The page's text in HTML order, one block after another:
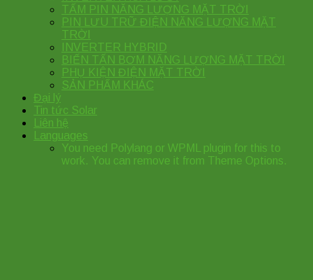
TẤM PIN NĂNG LƯỢNG MẶT TRỜI
PIN LƯU TRỮ ĐIỆN NĂNG LƯỢNG MẶT
TRỜI
INVERTER HYBRID
BIẾN TẤN BƠM NĂNG LƯỢNG MẶT TRỜI
PHỤ KIỆN ĐIỆN MẶT TRỜI
SẢN PHẨM KHÁC
Đại lý
Tin tức Solar
Liên hệ
Languages
You need Polylang or WPML plugin for this to
work. You can remove it from Theme Options.